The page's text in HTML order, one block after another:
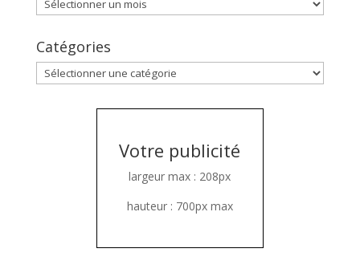
Catégories
Catégories
Votre publicité
largeur max : 208px
hauteur : 700px max